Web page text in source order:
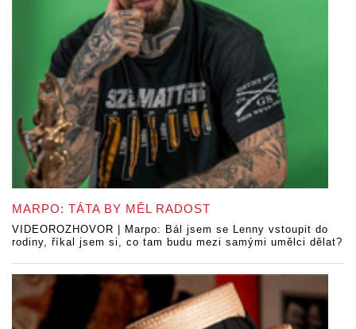
MARPO: TÁTA BY MĚL RADOST
VIDEOROZHOVOR | Marpo: Bál jsem se Lenny vstoupit do
rodiny, říkal jsem si, co tam budu mezi samými umělci dělat?